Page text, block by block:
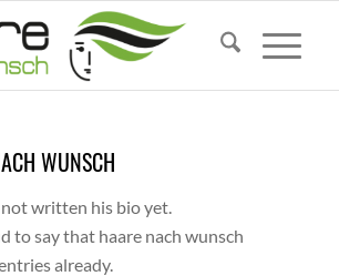
WUNSCH
written his bio yet.
to say that haare nach wunsch
already.